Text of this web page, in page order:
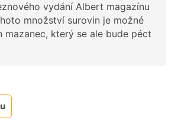
vydání Albert magazínu
množství surovin je možné
mazanec, který se ale bude péct